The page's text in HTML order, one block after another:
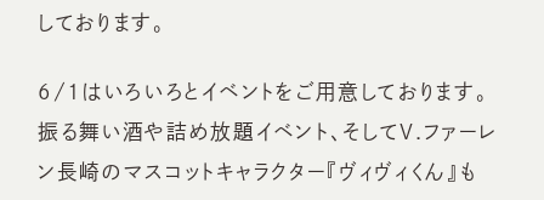
しております。
6/1はいろいろとイベントをご用意しております。
振る舞い酒や詰め放題イベント、そしてV.ファーレ
ン長崎のマスコットキャラクター『ヴィヴィくん』も